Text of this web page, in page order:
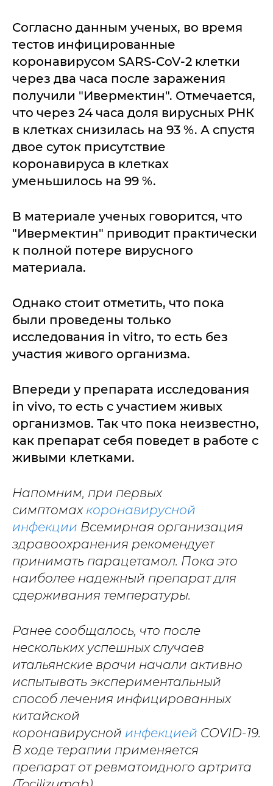
Согласно данным ученых, во время
тестов инфицированные
коронавирусом SARS-CoV-2 клетки
через два часа после заражения
получили "Ивермектин". Отмечается,
что через 24 часа доля вирусных РНК
в клетках снизилась на 93 %. А спустя
двое суток присутствие
коронавируса в клетках
уменьшилось на 99 %.
В материале ученых говорится, что
"Ивермектин" приводит практически
к полной потере вирусного
материала.
Однако стоит отметить, что пока
были проведены только
исследования in vitro, то есть без
участия живого организма.
Впереди у препарата исследования
in vivo, то есть с участием живых
организмов. Так что пока неизвестно,
как препарат себя поведет в работе с
живыми клетками.
Напомним, при первых
симптомах коронавирусной
инфекции Всемирная организация
здравоохранения рекомендует
принимать парацетамол. Пока это
наиболее надежный препарат для
сдерживания температуры.
Ранее сообщалось, что после
нескольких успешных случаев
итальянские врачи начали активно
испытывать экспериментальный
способ лечения инфицированных
китайской
коронавирусной инфекцией COVID-19.
В ходе терапии применяется
препарат от ревматоидного артрита